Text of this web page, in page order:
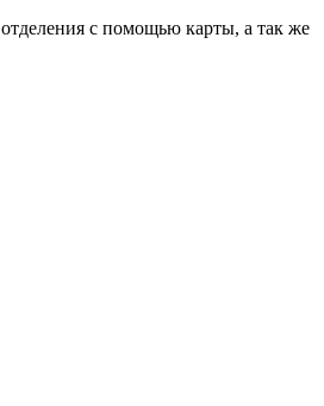
с помощью карты, а так же